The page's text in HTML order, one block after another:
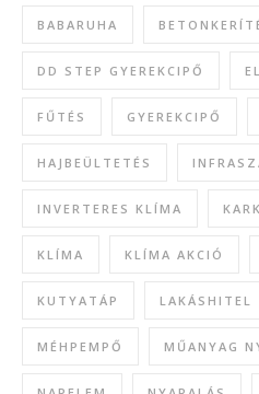
BABARUHA
DD STEP GYEREKCIPŐ
FŰTÉS GYEREKCIPŐ
HAJBEÜLTETÉS
INVERTERES KLÍMA
KLÍMA KLÍMA AKCIÓ
KUTYATÁP LAKÁSHITEL
MÉHPEMPŐ MŰANYAG